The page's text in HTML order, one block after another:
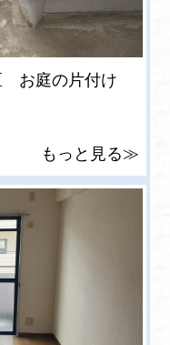
お庭の片付け
もっと見る≫